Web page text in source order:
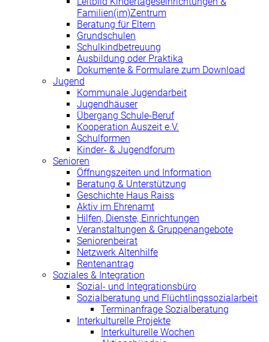
Familien(im)Zentrum
Beratung für Eltern
Grundschulen
Schulkindbetreuung
Ausbildung oder Praktika
Dokumente & Formulare zum Download
Jugend
Kommunale Jugendarbeit
Jugendhäuser
Übergang Schule-Beruf
Kooperation Auszeit e.V.
Schulformen
Kinder- & Jugendforum
Senioren
Öffnungszeiten und Information
Beratung & Unterstützung
Geschichte Haus Raiss
Aktiv im Ehrenamt
Hilfen, Dienste, Einrichtungen
Veranstaltungen & Gruppenangebote
Seniorenbeirat
Netzwerk Altenhilfe
Rentenantrag
Soziales & Integration
Sozial- und Integrationsbüro
Sozialberatung und Flüchtlingssozialarbeit
Terminanfrage Sozialberatung
Interkulturelle Projekte
Interkulturelle Wochen